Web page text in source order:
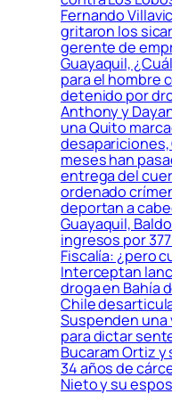
Fernando
gritaron los
gerente de
Guayaquil,
para el hombre
detenido por
Anthony y
una Quito
desapariciones,
meses han
entrega del
ordenado
deportan a
Guayaquil,
ingresos por
Fiscalía: ¿pero
Interceptan
droga en Bahía
Chile
Suspenden una
para dictar
Bucaram Ortiz y
34 años de
Nieto y su